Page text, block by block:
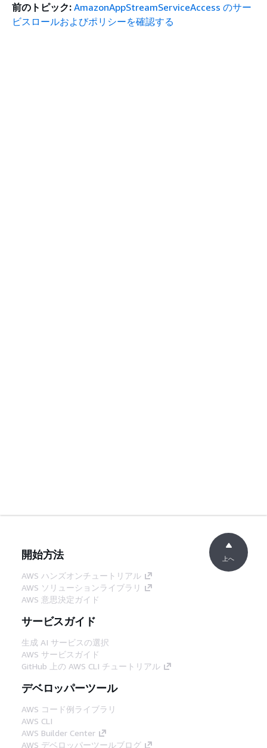
前のトピック: AmazonAppStreamServiceAccess のサー
ビスロールおよびポリシーを確認する
開始方法
AWS ハンズオンチュートリアル
AWS ソリューションライブラリ
AWS 意思決定ガイド
サービスガイド
生成 AI サービスの選択
AWS サービスガイド
GitHub 上の AWS CLI チュートリアル
デベロッパーツール
AWS コード例ライブラリ
AWS CLI
AWS Builder Center
AWS デベロッパーツールブログ
上へ